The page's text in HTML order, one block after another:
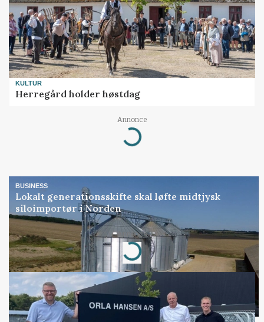
KULTUR
Herregård holder høstdag
Annonce
Loading...
BUSINESS
Lokalt generationsskifte skal løfte midtjysk
siloimportør i Norden
Annonce
Loading...